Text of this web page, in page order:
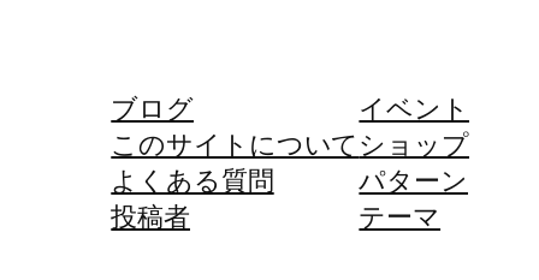
ブログ
このサイトについて
よくある質問
投稿者
イベント
ショップ
パターン
テーマ